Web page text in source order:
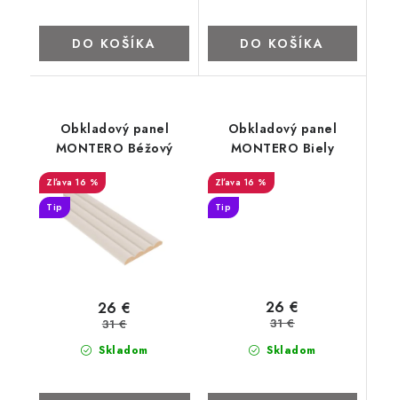
DO KOŠÍKA DO KOŠÍKA
Obkladový panel
MONTERO Béžový
16 %
Tip
Skladom
26 €
31 €
Obkladový panel
MONTERO Biely
16 %
Tip
Skladom
26 €
31 €